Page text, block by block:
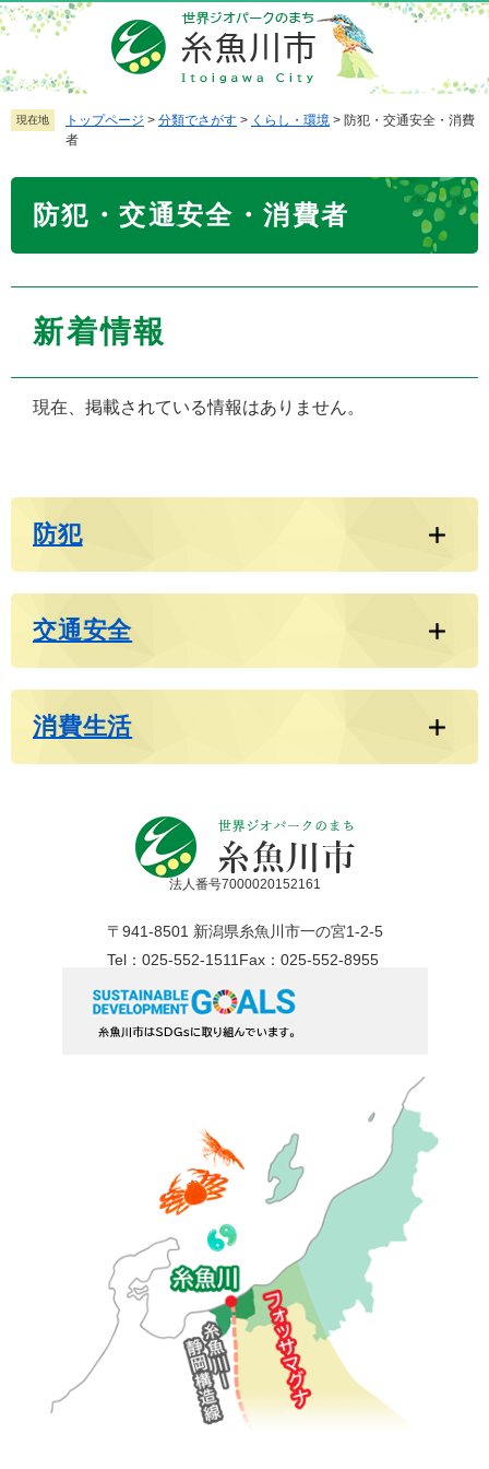
ペ
ー
ジ
の
先
メ
ニ
ュ
ー
を
本
現在地 トップページ > 分類でさがす > くらし・環境 > 防犯・交通安全・消費
者
防犯・交通安全・消費者
新着情報
現在、掲載されている情報はありません。
防犯
交通安全
消費生活
法人番号7000020152161
〒941-8501 新潟県糸魚川市一の宮1-2-5
Tel：025-552-1511Fax：025-552-8955